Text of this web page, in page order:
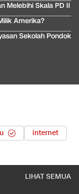
Melebihi Skala PD II
Amerika?
Sekolah Pondok
internet
LIHAT SEMUA